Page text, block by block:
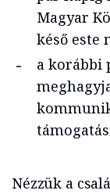
Magyar
késő este
a korábbi
Nézzük a